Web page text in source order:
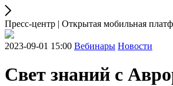
Пресс-центр | Открытая мобильная
2023-09-01 15:00 Вебинары Новости
Свет знаний с